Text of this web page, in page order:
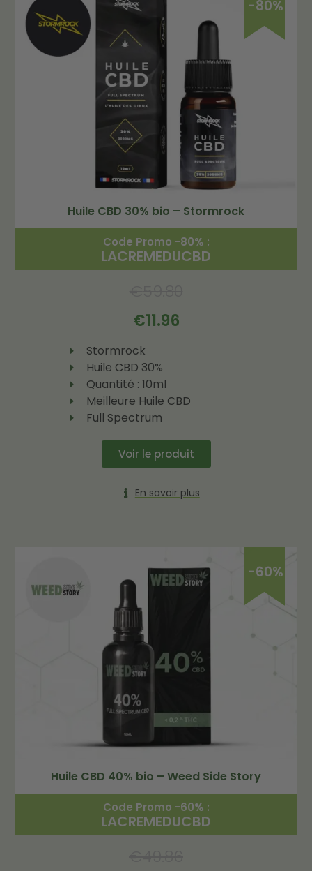
-80%
Huile CBD 30% bio – Stormrock
Code Promo -80% :
LACREMEDUCBD
€11.96
Stormrock
Huile CBD 30%
Quantité : 10ml
Meilleure Huile CBD
Full Spectrum
Voir le produit
En savoir plus
-60%
Huile CBD 40% bio – Weed Side Story
Code Promo -60% :
LACREMEDUCBD